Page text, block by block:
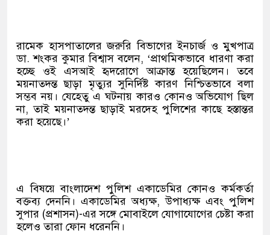
রামেক হাসপাতালের জরুরি বিভাগের ইনচার্জ ও মুখপাত্র
ডা. শংকর কুমার বিশ্বাস বলেন, ‘প্রাথমিকভাবে ধারণা করা
হচ্ছে ওই এসআই হৃদরোগে আক্রান্ত হয়েছিলেন। তবে
ময়নাতদন্ত ছাড়া মৃত্যুর সুনির্দিষ্ট কারণ নিশ্চিতভাবে বলা
সম্ভব নয়। যেহেতু এ ঘটনায় কারও কোনও অভিযোগ ছিল
না, তাই ময়নাতদন্ত ছাড়াই মরদেহ পুলিশের কাছে হস্তান্তর
করা হয়েছে।’
এ বিষয়ে বাংলাদেশ পুলিশ একাডেমির কোনও কর্মকর্তা
বক্তব্য দেননি। একাডেমির অধ্যক্ষ, উপাধ্যক্ষ এবং পুলিশ
সুপার (প্রশাসন)-এর সঙ্গে মোবাইলে যোগাযোগের চেষ্টা করা
হলেও তারা ফোন ধরেননি।